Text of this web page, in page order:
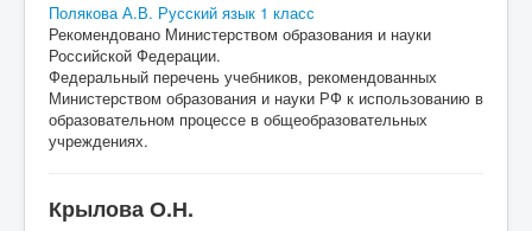
Полякова А.В. Русский язык 1 класс
Рекомендовано Министерством образования и науки
Российской Федерации.
Федеральный перечень учебников, рекомендованных
Министерством образования и науки РФ к использованию в
образовательном процессе в общеобразовательных
учреждениях.
Крылова О.Н.